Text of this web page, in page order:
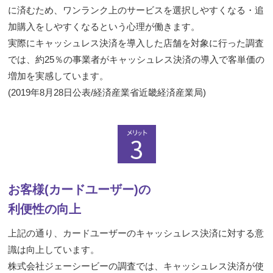
に済むため、ワンランク上のサービスを選択しやすくなる・追
加購入をしやすくなるという心理が働きます。
実際にキャッシュレス決済を導入した店舗を対象に行った調査
では、約25％の事業者がキャッシュレス決済の導入で客単価の
増加を実感しています。
(2019年8月28日公表/経済産業省近畿経済産業局)
お客様(カードユーザー)の
利便性の向上
上記の通り、カードユーザーのキャッシュレス決済に対する意
識は向上しています。
株式会社ジェーシービーの調査では、キャッシュレス決済が使